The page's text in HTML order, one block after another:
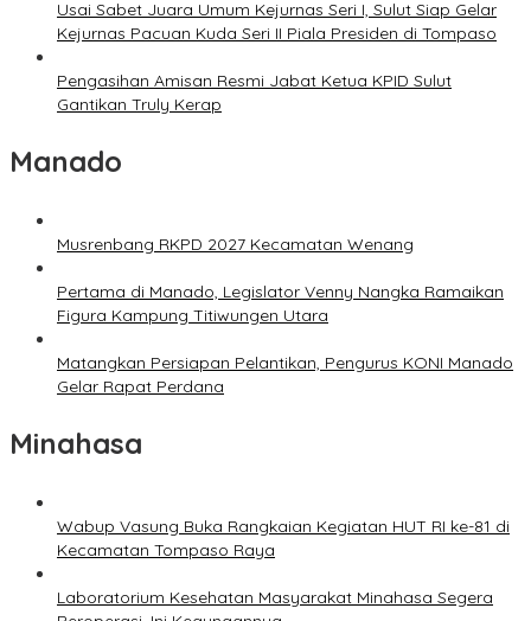
Usai Sabet Juara Umum Kejurnas Seri I, Sulut Siap Gelar
Kejurnas Pacuan Kuda Seri II Piala Presiden di Tompaso
Pengasihan Amisan Resmi Jabat Ketua KPID Sulut
Gantikan Truly Kerap
Manado
Musrenbang RKPD 2027 Kecamatan Wenang
Pertama di Manado, Legislator Venny Nangka Ramaikan
Figura Kampung Titiwungen Utara
Matangkan Persiapan Pelantikan, Pengurus KONI Manado
Gelar Rapat Perdana
Minahasa
Wabup Vasung Buka Rangkaian Kegiatan HUT RI ke-81 di
Kecamatan Tompaso Raya
Laboratorium Kesehatan Masyarakat Minahasa Segera